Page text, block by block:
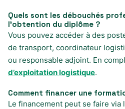
Quels sont les débouchés
l’obtention du diplôme ?
Vous pouvez accéder à des
de transport, coordinateur
ou responsable adjoint. En
d’exploitation logistique.
Comment financer une
Le financement peut se faire via